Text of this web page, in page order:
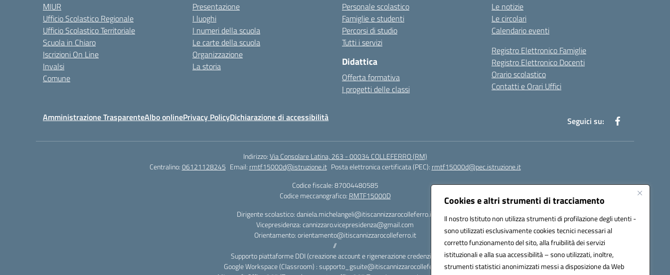
Cookies e altri strumenti di tracciamento
Il nostro Istituto non utilizza strumenti di profilazione degli utenti -
sono utilizzati esclusivamente cookies tecnici necessari al
corretto funzionamento del sito, alla fruibilità dei servizi
istituzionali e alla sua accessibilità – sono utilizzati, inoltre,
strumenti statistici anonimizzati messi a disposizione da Web
MIUR
Ufficio Scolastico Regionale
Ufficio Scolastico Territoriale
Scuola in Chiaro
Iscrizioni On Line
Invalsi
Comune
Presentazione
I luoghi
I numeri della scuola
Le carte della scuola
Organizzazione
La storia
Personale scolastico
Famiglie e studenti
Percorsi di studio
Tutti i servizi
Didattica
Offerta formativa
I progetti delle classi
Le notizie
Le circolari
Calendario eventi
Registro Elettronico Famiglie
Registro Elettronico Docenti
Orario scolastico
Contatti e Orari Uffici
Amministrazione TrasparenteAlbo onlinePrivacy PolicyDichiarazione di accessibilità Seguici su:
Indirizzo:Via Consolare Latina, 263 - 00034 COLLEFERRO (RM)
Centralino:06121128245 Email: rmtf15000d@istruzione.it Posta elettronica certificata (PEC): rmtf15000d@pec.istruzione.it
Codice fiscale: 87004480585
Codice meccanografico: RMTF15000D
Dirigente scolastico: daniela.michelangeli@itiscannizzarocolleferro.it
Vicepresidenza: cannizzaro.vicepresidenza@gmail.com
Orientamento: orientamento@itiscannizzarocolleferro.it
//
Supporto piattaforme DDI (creazione account e rigenerazione credenziali)
Google Workspace (Classroom) : supporto_gsuite@itiscannizzarocolleferro.it